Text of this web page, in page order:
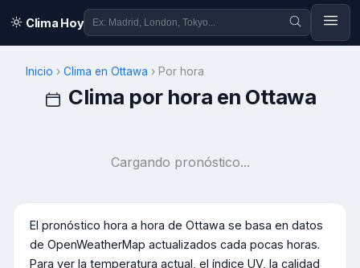
Clima Hoy
Inicio › Clima en Ottawa › Por hora
Clima por hora en Ottawa
Cargando pronóstico...
El pronóstico hora a hora de Ottawa se basa en datos
de OpenWeatherMap actualizados cada pocas horas.
Para ver la temperatura actual, el índice UV, la calidad